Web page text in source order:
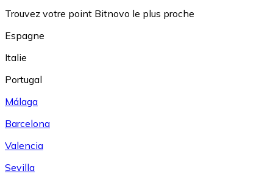
Trouvez votre point Bitnovo le plus proche
Espagne
Italie
Portugal
Málaga
Barcelona
Valencia
Sevilla